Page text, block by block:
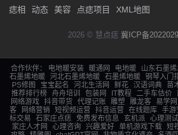
痣相 动态 美容 点痣项目 XML地图
2026 © 慧点痣 冀ICP备
合作伙伴： 电地暖安装 暖通网 电地暖 山东石墨
石墨烯地暖
河北石墨烯地暖 石墨烯地暖 钢琴入门
PS修图
宝宝起名 河北生活网 鲜花 汉语词典 苗
推荐排行榜
舟舟培训 包装网 IT教程 二手车估价
网络游戏 抖音带货 代理记账 雕塑 雕龙客 易学网
客
网络营销 短视频运营 抖音运营 在线题库 手游
标交易
石家庄点痣 免费发布信息 玄机派 心理测试
家庄人才网
心理咨询 兴趣爱好 单机游戏下载 短